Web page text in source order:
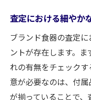
査定における細やか
ブランド食器の査定
ントが存在します。
れの有無をチェック
意が必要なのは、付
が揃っていることで